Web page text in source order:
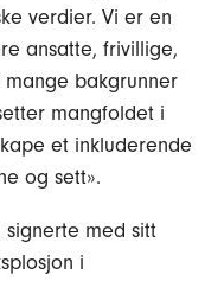
verdier. Vi er en
ansatte, frivillige,
bakgrunner
mangfoldet i
et inkluderende
og sett».
signerte med sitt
i